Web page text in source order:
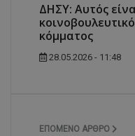
ΔΗΣΥ: Αυτός
κόμματος
28.05.2026 - 11:48
ΕΠΌΜΕΝΟ ΆΡΘΡΟ